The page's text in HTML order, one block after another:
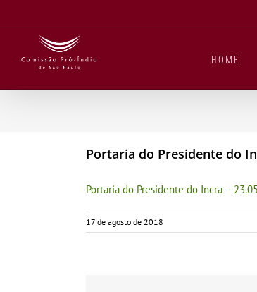
HOME
Portaria do Presidente do
Portaria do Presidente do Incra –
17 de agosto de 2018